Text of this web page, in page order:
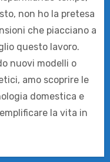
non ho la pretesa
che piacciano a
questo lavoro.
nuovi modelli o
amo scoprire le
domestica e
la vita in